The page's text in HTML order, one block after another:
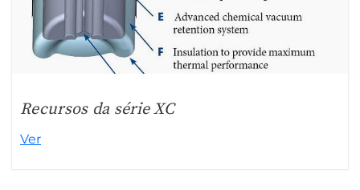
Recursos da série XC
Ver